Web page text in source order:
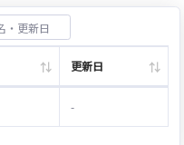
更新日
-